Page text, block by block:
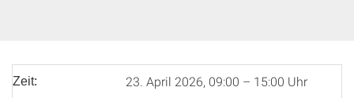
Zeit: 23. April 2026, 09:00 – 15:00 Uhr